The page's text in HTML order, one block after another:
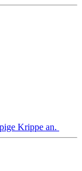
Krippe an.